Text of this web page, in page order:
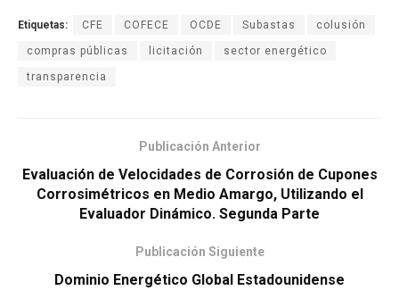
Etiquetas: CFE COFECE OCDE Subastas colusión
compras públicas licitación sector energético
transparencia
Publicación Anterior
Evaluación de Velocidades de Corrosión de Cupones
Corrosimétricos en Medio Amargo, Utilizando el
Evaluador Dinámico. Segunda Parte
Publicación Siguiente
Dominio Energético Global Estadounidense